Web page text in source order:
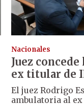
Nacionales
Juez
ex titular de
El juez Rodrigo
ambulatoria al